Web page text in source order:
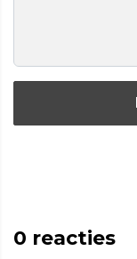
0 reacties